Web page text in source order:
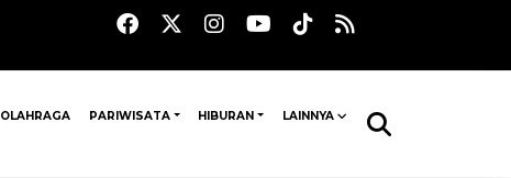
OLAHRAGA PARIWISATA HIBURAN LAINNYA